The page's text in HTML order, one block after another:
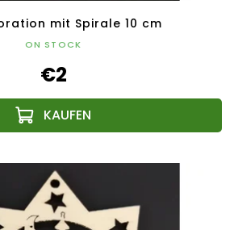
mit Spirale 10 cm
ON STOCK
€2